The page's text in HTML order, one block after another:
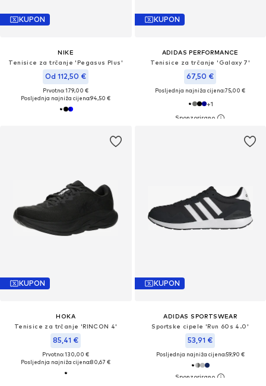
KUPON
NIKE
Tenisice za trčanje 'Pegasus Plus'
Od 112,50 €
Prvotno: 179,00 €
Posljednja najniža cijena:94,50 €
KUPON
ADIDAS PERFORMANCE
Tenisice za trčanje 'Galaxy 7'
67,50 €
Posljednja najniža cijena:75,00 €
+1
KUPON
HOKA
Tenisice za trčanje 'RINCON 4'
85,41 €
Prvotno: 130,00 €
Posljednja najniža cijena:80,67 €
KUPON
ADIDAS SPORTSWEAR
Sportske cipele 'Run 60s 4.0'
53,91 €
Posljednja najniža cijena:59,90 €